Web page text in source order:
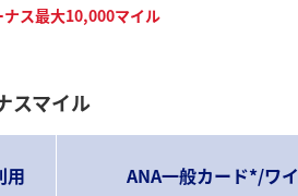
ナス最大10,000マイル
スマイル
用
ANA一般カード*/ワ